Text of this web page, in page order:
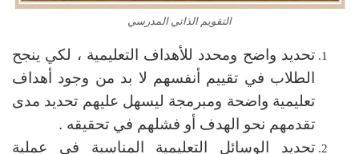
التقويم الذاتي المدرسي
تحديد واضح ومحدد للأهداف التعليمية ، لكي ينجح
الطلاب في تقييم أنفسهم لا بد من وجود أهداف
تعليمية واضحة ومبرمجة ليسهل عليهم تحديد مدى
تقدمهم نحو الهدف أو فشلهم في تحقيقه .
تحديد الوسائل التعليمية المناسبة في عملية